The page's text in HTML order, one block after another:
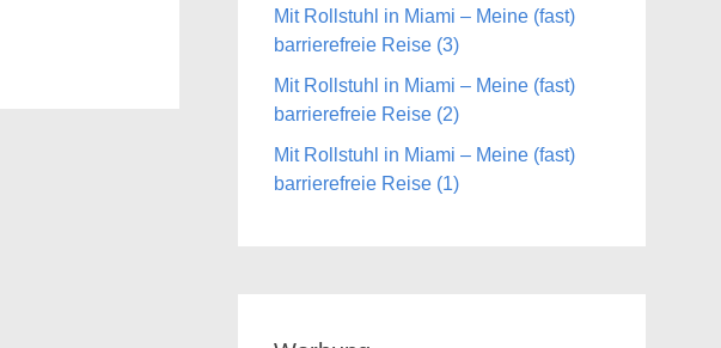
Mit Rollstuhl in Miami – Meine (fast)
barrierefreie Reise (3)
Mit Rollstuhl in Miami – Meine (fast)
barrierefreie Reise (2)
Mit Rollstuhl in Miami – Meine (fast)
barrierefreie Reise (1)